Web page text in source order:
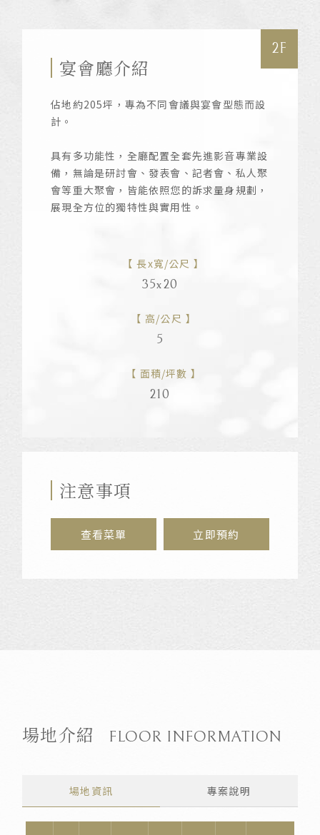
宴會廳介紹
佔地約205坪，專為不同會議與宴會型態而設
計。
具有多功能性，全廳配置全套先進影音專業設
備，無論是研討會、發表會、記者會、私人聚
會等重大聚會，皆能依照您的訴求量身規劃，
展現全方位的獨特性與實用性。
長x寬/公尺
35x20
高/公尺
5
面積/坪數
210
2F
注意事項
查看菜單 立即預約
場地介紹 FLOOR INFORMATION
場地資訊 專案說明